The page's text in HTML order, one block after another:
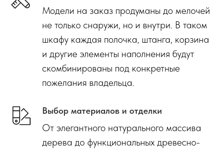
Модели на заказ продуманы до мелочей
не только снаружи, но и внутри. В таком
шкафу каждая полочка, штанга, корзина
и другие элементы наполнения будут
скомбинированы под конкретные
пожелания владельца.
Выбор материалов и отделки
От элегантного натурального массива
дерева до функциональных древесно-